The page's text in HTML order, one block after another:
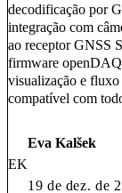
decodificação por
integração com
ao receptor GNSS
firmware openDAQ
visualização e fluxo
compatível com
EK
Eva Kalšek
19 de dez. de